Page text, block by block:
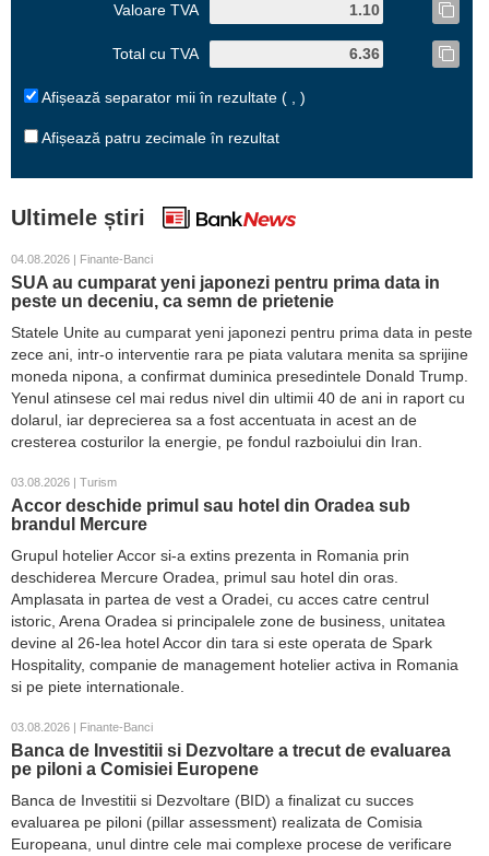
Valoare TVA
Total cu TVA
Afișează separator mii în rezultate ( , )
Afișează patru zecimale în rezultat
Ultimele știri
04.08.2026 | Finante-Banci
SUA au cumparat yeni japonezi pentru prima data in
peste un deceniu, ca semn de prietenie
Statele Unite au cumparat yeni japonezi pentru prima data in peste
zece ani, intr-o interventie rara pe piata valutara menita sa sprijine
moneda nipona, a confirmat duminica presedintele Donald Trump.
Yenul atinsese cel mai redus nivel din ultimii 40 de ani in raport cu
dolarul, iar deprecierea sa a fost accentuata in acest an de
cresterea costurilor la energie, pe fondul razboiului din Iran.
03.08.2026 | Turism
Accor deschide primul sau hotel din Oradea sub
brandul Mercure
Grupul hotelier Accor si-a extins prezenta in Romania prin
deschiderea Mercure Oradea, primul sau hotel din oras.
Amplasata in partea de vest a Oradei, cu acces catre centrul
istoric, Arena Oradea si principalele zone de business, unitatea
devine al 26-lea hotel Accor din tara si este operata de Spark
Hospitality, companie de management hotelier activa in Romania
si pe piete internationale.
03.08.2026 | Finante-Banci
Banca de Investitii si Dezvoltare a trecut de evaluarea
pe piloni a Comisiei Europene
Banca de Investitii si Dezvoltare (BID) a finalizat cu succes
evaluarea pe piloni (pillar assessment) realizata de Comisia
Europeana, unul dintre cele mai complexe procese de verificare